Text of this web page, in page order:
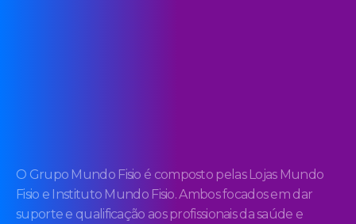
O Grupo Mundo Fisio é composto pelas Lojas Mundo
Fisio e Instituto Mundo Fisio. Ambos focados em dar
suporte e qualificação aos profissionais da saúde e